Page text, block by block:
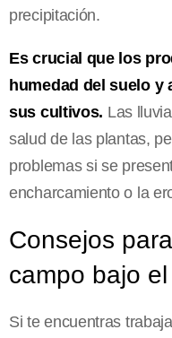
precipitación.
Es crucial que los
humedad del suelo y
sus cultivos. Las
salud de las plantas,
problemas si se
encharcamiento o la
Consejos
campo bajo
Si te encuentras